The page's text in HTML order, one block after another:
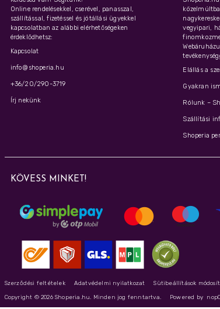
Online rendelésekkel, cserével, panasszal,
szállítással, fizetéssel és jótállási ügyekkel
kapcsolatban az alábbi elérhetőségeken
érdeklődhetsz:
Kapcsolat
info@shoperia.hu
+36/20/290-3719
Írj nekünk
vegyipari,
Elállás a
Gyakran
Rólunk –
Szállítási
Shoperia
KÖVESS MINKET!
Szerződési feltételek Adatvédelmi nyilatkozat
Sütibeállítások
Copyright © 2026 Shoperia.hu. Minden jog fenntartva.
Powered by